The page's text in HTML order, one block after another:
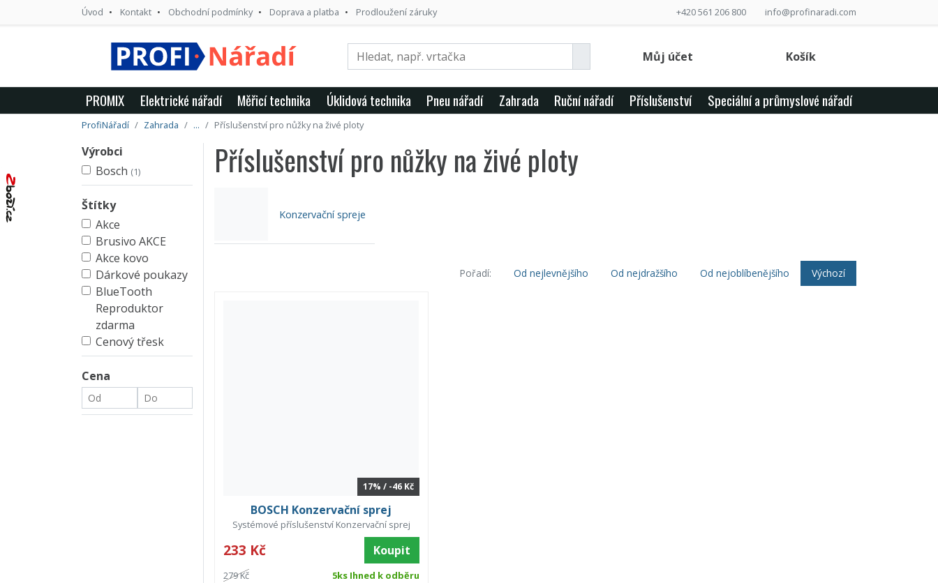
Úvod Kontakt Obchodní podmínky Doprava a platba Prodloužení záruky +420 561 206 800 info@profinaradi.com
Můj účet Košík
PROMIX Elektrické nářadí Měřicí technika Úklidová technika Pneu nářadí Zahrada Ruční nářadí Příslušenství Speciální a průmyslové nářadí
ProfiNářadí Zahrada ... Příslušenství pro nůžky na živé ploty
Výrobci
Bosch (1)
Štítky
Akce
Brusivo AKCE
Akce kovo
Dárkové poukazy
BlueTooth
Reproduktor
zdarma
Cenový třesk
Cena
Příslušenství pro nůžky na živé ploty
Konzervační spreje
Pořadí: Od nejlevnějšího Od nejdražšího Od nejoblíbenějšího Výchozí
17% / -46 Kč
BOSCH Konzervační sprej
Systémové příslušenství Konzervační sprej
233 Kč Koupit
279 Kč 5ks Ihned k odběru